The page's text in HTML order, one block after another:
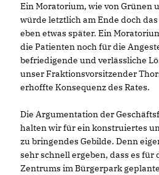
Ein Moratorium, wie von Grünen
würde letztlich am Ende doch
eben etwas später. Ein
die Patienten noch für die
befriedigende und verlässliche
unser Fraktionsvorsitzender
erhoffte Konsequenz des Rates.
Die Argumentation der
halten wir für ein konstruiertes
zu bringendes Gebilde. Denn
sehr schnell ergeben, dass es für
Zentrums im Bürgerpark